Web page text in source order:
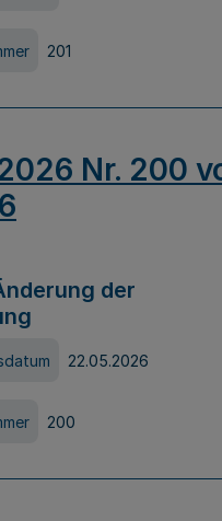
201
Nr. 200
der
22.05.2026
200